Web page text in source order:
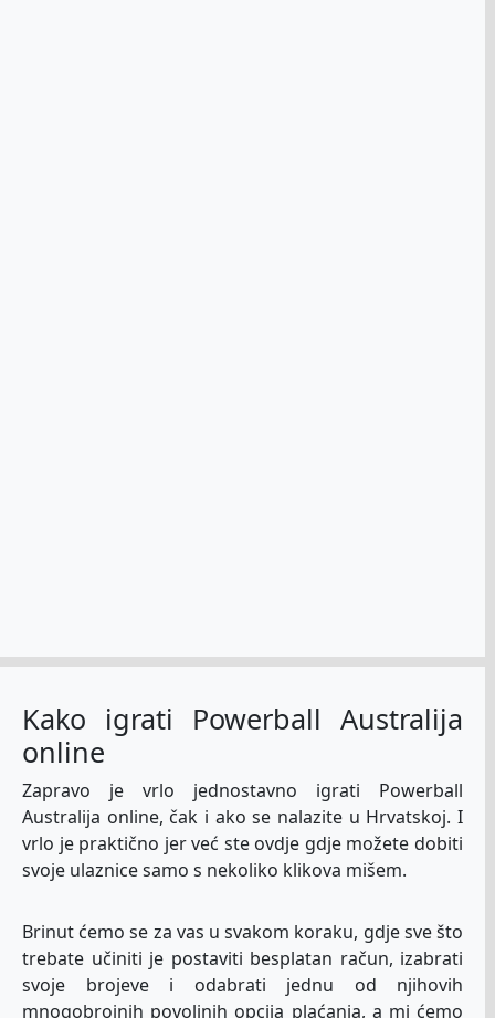
Kako igrati Powerball Australija
online
Zapravo je vrlo jednostavno igrati Powerball
Australija online, čak i ako se nalazite u Hrvatskoj. I
vrlo je praktično jer već ste ovdje gdje možete dobiti
svoje ulaznice samo s nekoliko klikova mišem.
Brinut ćemo se za vas u svakom koraku, gdje sve što
trebate učiniti je postaviti besplatan račun, izabrati
svoje brojeve i odabrati jednu od njihovih
mnogobrojnih povoljnih opcija plaćanja, a mi ćemo